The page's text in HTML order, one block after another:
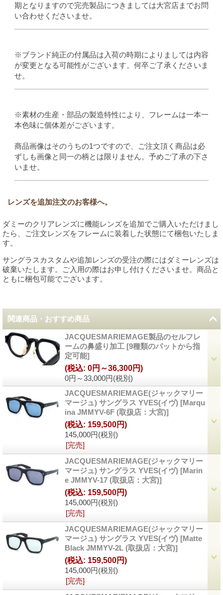
期となりますので完売製品につきましては大宮店までお問
い合わせくださいませ。
※ブランド純正の付属品は入荷の時期によりましては内容
が変更となる可能性がございます。何卒ご了承くださいま
せ。
※素材の生産・部品の製造特性により、フレームは一本一
本色味に個体差がございます。
商品画像はそのうちの1つですので、ご注文頂く商品は必
ずしも画像と同一の柄とは限りません。予めご了承の下さ
いませ。
レンズを追加注文のお客様へ。
ダミーのクリアレンズに機能レンズを追加でご購入いただけまし
たら、ご注文レンズをフレームに装着した状態にて梱包いたしま
す。
サングラスカスタムや追加レンズの受注の際にはダミーレンズは
破棄いたします。ご入用の際はお申し付けくださいませ。商品と
ともに梱包可能でございます。
関連商品・おすすめ商品
JACQUESMARIEMAGE製品のセルフレ
ームの鼻盛り加工 [9種類のパットから指
定可能]
0円～33,000円(税別)
(税込: 0円～36,300円)
JACQUESMARIEMAGE(ジャックマリー
マージュ) サングラス YVES(イヴ) [Marqu
ina JMMYV-6F (取扱店：大宮)]
145,000円(税別)
(税込: 159,500円)
[完売]
JACQUESMARIEMAGE(ジャックマリー
マージュ) サングラス YVES(イヴ) [Marin
e JMMYV-17 (取扱店：大宮)]
145,000円(税別)
(税込: 159,500円)
[完売]
JACQUESMARIEMAGE(ジャックマリー
マージュ) サングラス YVES(イヴ) [Matte
Black JMMYV-2L (取扱店：大宮)]
145,000円(税別)
(税込: 159,500円)
[完売]